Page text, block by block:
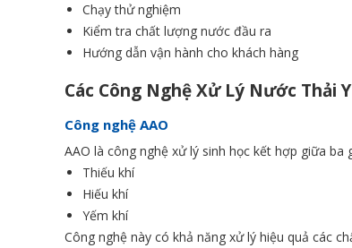
Chạy thử nghiệm
Kiểm tra chất lượng nước đầu ra
Hướng dẫn vận hành cho khách hàng
Các Công Nghệ Xử Lý Nước Thải
Công nghệ AAO
AAO là công nghệ xử lý sinh học kết hợp giữa ba
Thiếu khí
Hiếu khí
Yếm khí
Công nghệ này có khả năng xử lý hiệu quả các